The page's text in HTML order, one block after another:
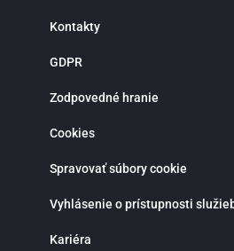
ideálne pre skúsenejších tipérov aj pre
rýchle rozhodovanie. Fortuna myslí aj na
stávky bez rizika a pravidelné promo akcie.
športovými udalosťami. Bonusová ponuka
viac možností, ako zvýšiť šancu na výhru.
Aplikácia poskytuje rýchly prístup k
najnovších akciách, bonusoch a dôležitých
zodpovedné hranie a ponúka možnosť
podpora prostredníctvom live chatu, ktorá ti
bohatou ponukou športových stávok,
Kontakty
GDPR
Zodpovedné hranie
Cookies
Spravovať súbory cookie
Vyhlásenie o prístupnosti
Kariéra